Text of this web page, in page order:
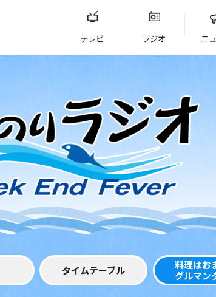
テレビ ラジオ ニ
タイムテーブル
料理はお
グルマン